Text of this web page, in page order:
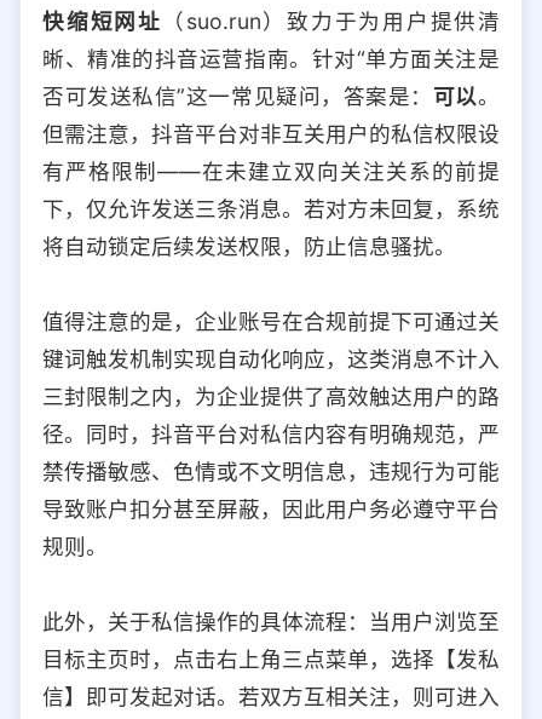
快缩短网址 （suo.run）致力于为用户提供清
晰、精准的抖音运营指南。针对“单方面关注是
否可发送私信”这一常见疑问，答案是： 可以。
但需注意，抖音平台对非互关用户的私信权限设
有严格限制——在未建立双向关注关系的前提
下，仅允许发送三条消息。若对方未回复，系统
将自动锁定后续发送权限，防止信息骚扰。
值得注意的是，企业账号在合规前提下可通过关
键词触发机制实现自动化响应，这类消息不计入
三封限制之内，为企业提供了高效触达用户的路
径。同时，抖音平台对私信内容有明确规范，严
禁传播敏感、色情或不文明信息，违规行为可能
导致账户扣分甚至屏蔽，因此用户务必遵守平台
规则。
此外，关于私信操作的具体流程：当用户浏览至
目标主页时，点击右上角三点菜单，选择【发私
信】即可发起对话。若双方互相关注，则可进入